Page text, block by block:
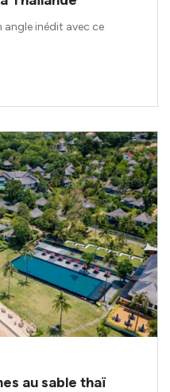
angle inédit avec ce
au sable thaï